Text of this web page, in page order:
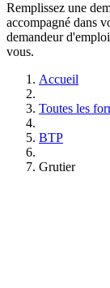
Remplissez une
accompagné dans
demandeur
vous.
Accueil
Toutes les
BTP
Grutier